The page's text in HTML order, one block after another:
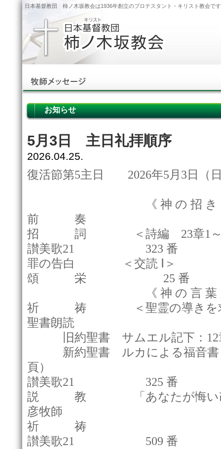
日本基督教団 柿ノ木坂教会は1936年創立のプロテスタント・キリスト教会で
お知らせ
5月3日 主日礼拝順序
2026.04.25.
復活節第5主日 2026年5月3日（日
《 神 の 招 き
前 奏
招 詞 ＜詩編 23章1～4
讃美歌21 323 番
罪の告白 ＜交読 Ⅰ＞
頌 栄 25 番
《 神 の 言 葉
祈 祷 ＜聖霊の導きを求
聖書朗読
旧約聖書 サムエル記下：12章
新約聖書 ルカによる福音書：
頁）
讃美歌21 325 番
説 教 「あなたが悔い改
彦牧師
祈 祷
讃美歌21 509 番